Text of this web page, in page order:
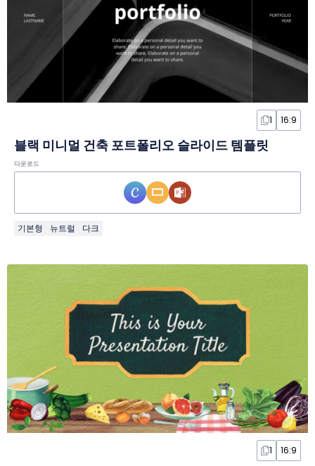
1 16:9
블랙 미니멀 건축 포트폴리오 슬라이드 템플릿
다운로드
기본형 뉴트럴 다크
1 16:9